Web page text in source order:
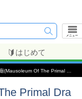
メニュー
はじめて
Of The Primal Dragon)
Primal Dra